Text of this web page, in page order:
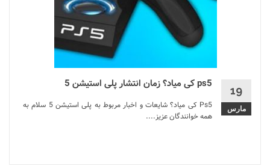
19
مارس
ps5 کی میاد؟ زمان انتشار پلی استیشن 5
Ps5 کی میاد؟ شایعات و اخبار مربوط به پلی استیشن 5 سلام به
همه خوانندگان عزیز....